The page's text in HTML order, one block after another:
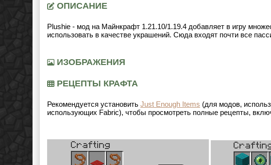
ОПИСАНИЕ
Plushie - мод на Майнкрафт 1.21.10/1.19.4 добавляет в игру
использовать в качестве украшений. Сюда входят почти все
ИЗОБРАЖЕНИЯ
РЕЦЕПТЫ КРАФТА
Рекомендуется установить Just Enough Items (для модов,
использующих Fabric), чтобы просмотреть полные рецепты,